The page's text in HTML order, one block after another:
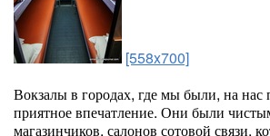
[558x700]
Вокзалы в городах, где мы были, на нас
приятное впечатление. Они были
магазинчиков, салонов сотовой связи,